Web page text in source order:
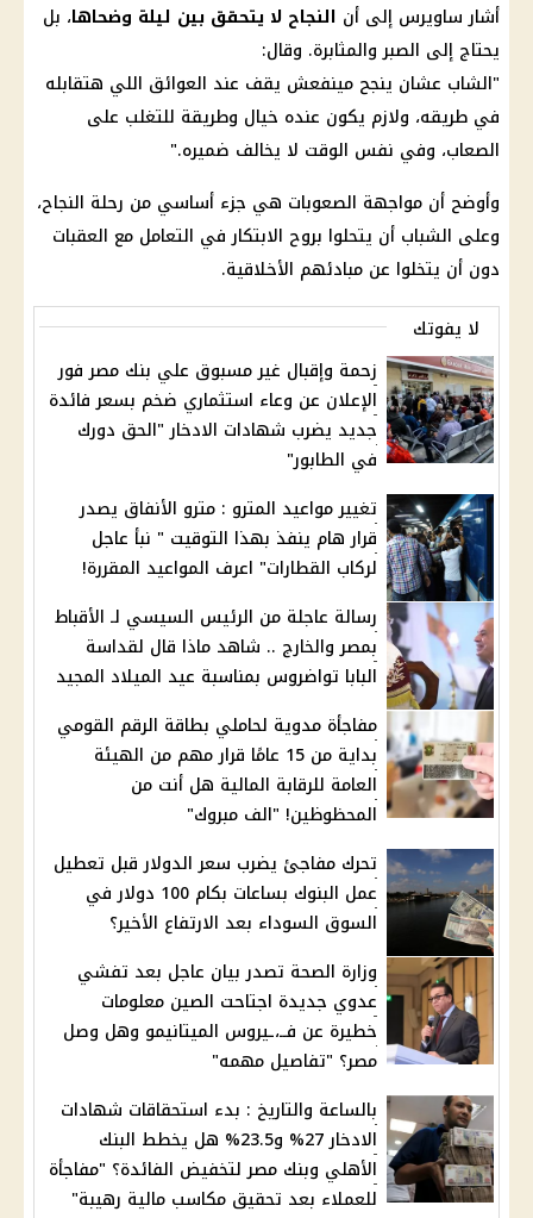
أشار ساويرس إلى أن النجاح لا يتحقق بين ليلة وضحاها، بل
يحتاج إلى الصبر والمثابرة. وقال:
"الشاب عشان ينجح مينفعش يقف عند العوائق اللي هتقابله
في طريقه، ولازم يكون عنده خيال وطريقة للتغلب على
الصعاب، وفي نفس الوقت لا يخالف ضميره."
وأوضح أن مواجهة الصعوبات هي جزء أساسي من رحلة النجاح،
وعلى الشباب أن يتحلوا بروح الابتكار في التعامل مع العقبات
دون أن يتخلوا عن مبادئهم الأخلاقية.
لا يفوتك
زحمة وإقبال غير مسبوق علي بنك مصر فور
الإعلان عن وعاء استثماري ضخم بسعر فائدة
جديد يضرب شهادات الادخار "الحق دورك
في الطابور"
تغيير مواعيد المترو : مترو الأنفاق يصدر
قرار هام ينفذ بهذا التوقيت " نبأ عاجل
لركاب القطارات" اعرف المواعيد المقررة!
رسالة عاجلة من الرئيس السيسي لـ الأقباط
بمصر والخارج .. شاهد ماذا قال لقداسة
البابا تواضروس بمناسبة عيد الميلاد المجيد
مفاجأة مدوية لحاملي بطاقة الرقم القومي
بداية من 15 عامًا قرار مهم من الهيئة
العامة للرقابة المالية هل أنت من
المحظوظين! "الف مبروك"
تحرك مفاجئ يضرب سعر الدولار قبل تعطيل
عمل البنوك بساعات بكام 100 دولار في
السوق السوداء بعد الارتفاع الأخير؟
وزارة الصحة تصدر بيان عاجل بعد تفشي
عدوي جديدة اجتاحت الصين معلومات
خطيرة عن فــ،ـيروس الميتانيمو وهل وصل
مصر؟ "تفاصيل مهمه"
بالساعة والتاريخ : بدء استحقاقات شهادات
الادخار 27% و23.5% هل يخطط البنك
الأهلي وبنك مصر لتخفيض الفائدة؟ "مفاجأة
للعملاء بعد تحقيق مكاسب مالية رهيبة"